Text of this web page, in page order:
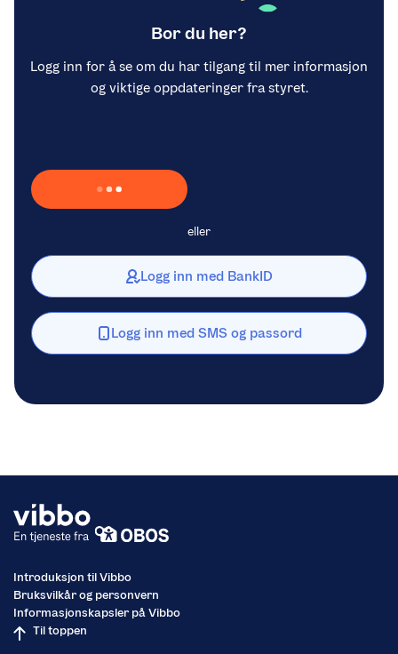
Bor du her?
Logg inn for å se om du har tilgang til mer informasjon
og viktige oppdateringer fra styret.
Laster inn Vipps …
eller
Logg inn med BankID
Logg inn med SMS og passord
Introduksjon til Vibbo
Bruksvilkår og personvern
Informasjonskapsler på Vibbo
Til toppen